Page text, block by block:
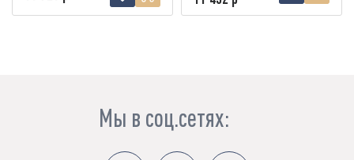
Мы в соц.сетях: